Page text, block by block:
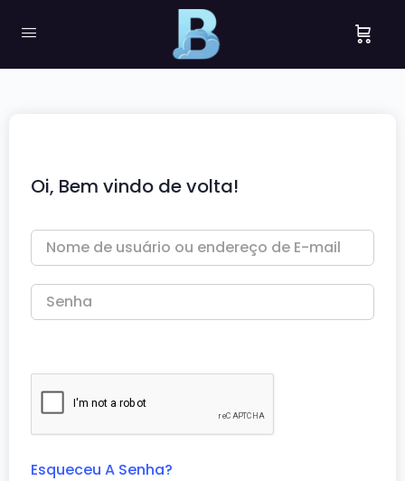
Oi, Bem vindo de volta!
Esqueceu A Senha?